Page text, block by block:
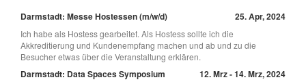
Darmstadt: Messe Hostessen (m/w/d) 25. Apr, 2024
Ich habe als Hostess gearbeitet. Als Hostess sollte ich die
Akkreditierung und Kundenempfang machen und ab und zu die
Besucher etwas über die Veranstaltung erklären.
Darmstadt: Data Spaces Symposium 12. Mrz - 14. Mrz, 2024